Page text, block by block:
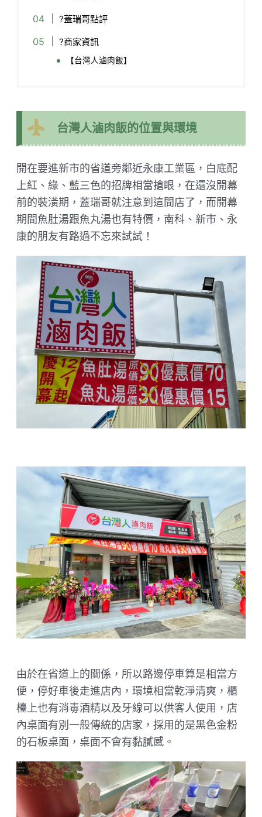
?蓋瑞哥點評
?商家資訊
【台灣人滷肉飯】
台灣人滷肉飯的位置與環境
開在要進新市的省道旁鄰近永康工業區，白底配
上紅、綠、藍三色的招牌相當搶眼，在還沒開幕
前的裝潢期，蓋瑞哥就注意到這間店了，而開幕
期間魚肚湯跟魚丸湯也有特價，南科、新市、永
康的朋友有路過不忘來試試！
由於在省道上的關係，所以路邊停車算是相當方
便，停好車後走進店內，環境相當乾淨清爽，櫃
檯上也有消毒酒精以及牙線可以供客人使用，店
內桌面有別一般傳統的店家，採用的是黑色金粉
的石板桌面，桌面不會有黏膩感。